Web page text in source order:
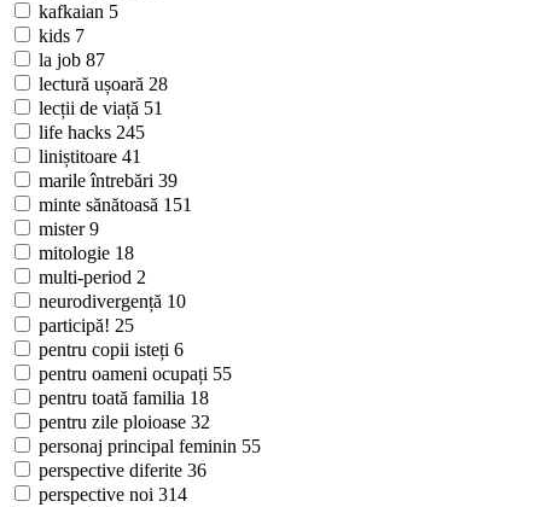
kafkaian 5
kids 7
la job 87
lectură ușoară 28
lecții de viață 51
life hacks 245
liniștitoare 41
marile întrebări 39
minte sănătoasă 151
mister9
mitologie 18
multi-period 2
neurodivergență 10
participă! 25
pentru copii isteți 6
pentru oameni ocupați 55
pentru toată familia 18
pentru zile ploioase 32
personaj principal feminin 55
perspective diferite 36
perspective noi 314